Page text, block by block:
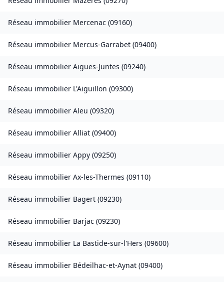
Réseau immobilier Mercenac (09160)
Réseau immobilier Mercus-Garrabet (09400)
Réseau immobilier Aigues-Juntes (09240)
Réseau immobilier L'Aiguillon (09300)
Réseau immobilier Aleu (09320)
Réseau immobilier Alliat (09400)
Réseau immobilier Appy (09250)
Réseau immobilier Ax-les-Thermes (09110)
Réseau immobilier Bagert (09230)
Réseau immobilier Barjac (09230)
Réseau immobilier La Bastide-sur-l'Hers (09600)
Réseau immobilier Bédeilhac-et-Aynat (09400)